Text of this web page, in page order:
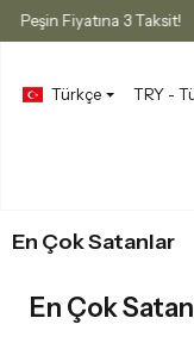
Peşin Fiyatına 3
Türkçe TRY -
En Çok Satanlar
En Çok